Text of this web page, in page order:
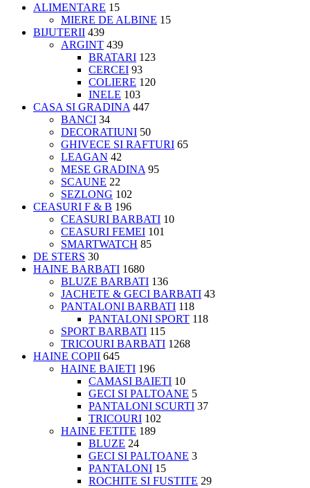
ALIMENTARE 15
MIERE DE ALBINE 15
BIJUTERII 439
ARGINT 439
BRATARI 123
CERCEI 93
COLIERE 120
INELE 103
CASA SI GRADINA 447
BANCI 34
DECORATIUNI 50
GHIVECE SI RAFTURI 65
LEAGAN 42
MESE GRADINA 95
SCAUNE 22
SEZLONG 102
CEASURI F & B 196
CEASURI BARBATI 10
CEASURI FEMEI 101
SMARTWATCH 85
DE STERS 30
HAINE BARBATI 1680
BLUZE BARBATI 136
JACHETE & GECI BARBATI 43
PANTALONI BARBATI 118
PANTALONI SPORT 118
SPORT BARBATI 115
TRICOURI BARBATI 1268
HAINE COPII 645
HAINE BAIETI 196
CAMASI BAIETI 10
GECI SI PALTOANE 5
PANTALONI SCURTI 37
TRICOURI 102
HAINE FETITE 189
BLUZE 24
GECI SI PALTOANE 3
PANTALONI 15
ROCHITE SI FUSTITE 29